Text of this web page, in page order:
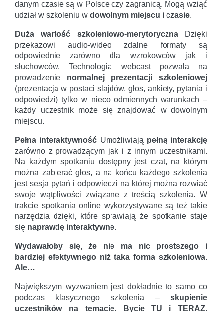
danym czasie są w Polsce czy zagranicą. Mogą wziąć
udział w szkoleniu w dowolnym miejscu i czasie.
Duża wartość szkoleniowo-merytorycznaDzięki
przekazowi audio-wideo zdalne formaty są
odpowiednie zarówno dla wzrokowców jak i
słuchowców. Technologia webcast pozwala na
prowadzenie normalnej prezentacji szkoleniowej
(prezentacja w postaci slajdów, głos, ankiety, pytania i
odpowiedzi) tylko w nieco odmiennych warunkach –
każdy uczestnik może się znajdować w dowolnym
miejscu.
Pełna interaktywność Umożliwiają pełną interakcję
zarówno z prowadzącym jak i z innym uczestnikami.
Na każdym spotkaniu dostępny jest czat, na którym
można zabierać głos, a na końcu każdego szkolenia
jest sesja pytań i odpowiedzi na której można rozwiać
swoje wątpliwości związane z treścią szkolenia. W
trakcie spotkania online wykorzystywane są też takie
narzędzia dzięki, które sprawiają że spotkanie staje
się naprawdę interaktywne.
Wydawałoby się, że nie ma nic prostszego i
bardziej efektywnego niż taka forma szkoleniowa.
Ale…
Największym wyzwaniem jest dokładnie to samo co
podczas klasycznego szkolenia – skupienie
uczestników na temacie. Bycie TU i TERAZ.